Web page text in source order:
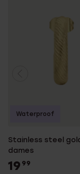
Stainless steel
dames
19 99
Waterproof